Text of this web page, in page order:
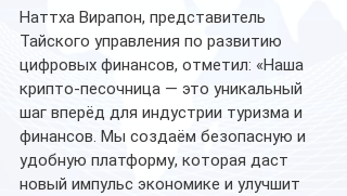
Наттха Вирапон, представитель
Тайского управления по развитию
цифровых финансов, отметил: «Наша
крипто-песочница — это уникальный
шаг вперёд для индустрии туризма и
финансов. Мы создаём безопасную и
удобную платформу, которая даст
новый импульс экономике и улучшит